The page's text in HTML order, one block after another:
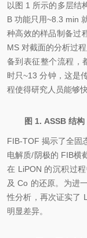
以图 1 所示的多层结
B 功能只用~8.3 min 就
种高效的样品制备过
MS 对截面的分析过程
备到表征整个流程
时只~13 分钟，这
程使得研究人员能够快
图 1. ASSB 结
FIB-TOF 揭示了全固态
电解质/阴极的 FIB横截
在 LiPON 的沉积过程
及 Co 的还原。为进
性分析，再次证实了
明显差异。